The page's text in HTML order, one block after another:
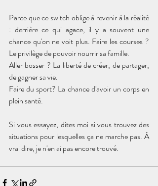
Parce que ce switch oblige à revenir à la réalité
: derrière ce qui agace, il y a souvent une
chance qu'on ne voit plus. Faire les courses ?
Le privilège de pouvoir nourrir sa famille.
Aller bosser ? La liberté de créer, de partager,
de gagner sa vie.
Faire du sport? La chance d'avoir un corps en
plein santé.
Si vous essayez, dites moi si vous trouvez des
situations pour lesquelles ça ne marche pas. À
vrai dire, je n'en ai pas encore trouvé.